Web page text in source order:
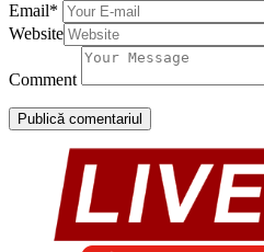
Email*
Website
Comment